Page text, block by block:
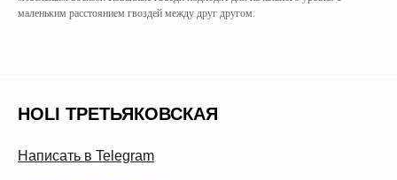
маленьким расстоянием гвоздей между друг другом.
Написать в Telegram
HOLI ТРЕТЬЯКОВСКАЯ